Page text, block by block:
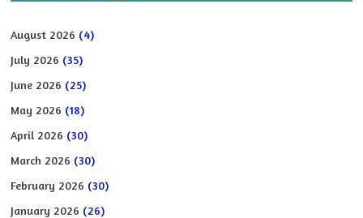
August 2026 (4)
July 2026 (35)
June 2026 (25)
May 2026 (18)
April 2026 (30)
March 2026 (30)
February 2026 (30)
January 2026 (26)